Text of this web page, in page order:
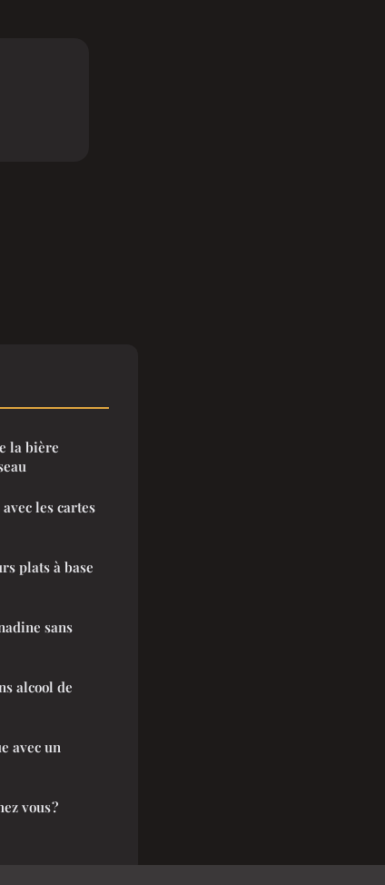
la bière
les cartes
plats à base
sans
alcool de
avec un
vous ?